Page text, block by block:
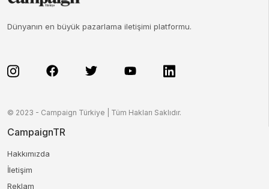
Dünyanın en büyük pazarlama iletişimi platformu.
© 2023 - Campaign Türkiye | Tüm Hakları Saklıdır.
CampaignTR
Hakkımızda
İletişim
Reklam